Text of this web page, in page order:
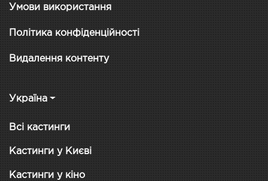
Умови використання
Політика конфіденційності
Видалення контенту
Україна
Всі кастинги
Кастинги у Києві
Кастинги у кіно